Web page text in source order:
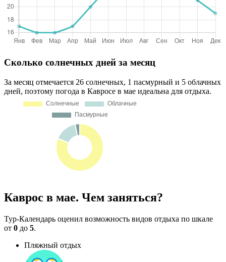
Сколько солнечных дней за месяц
За месяц отмечается 26 солнечных, 1 пасмурный и 5 облачных
дней, поэтому погода в Кавросе в мае идеальна для отдыха.
Каврос в мае. Чем заняться?
Тур-Календарь оценил возможность видов отдыха по шкале
от 0 до 5.
Пляжный отдых